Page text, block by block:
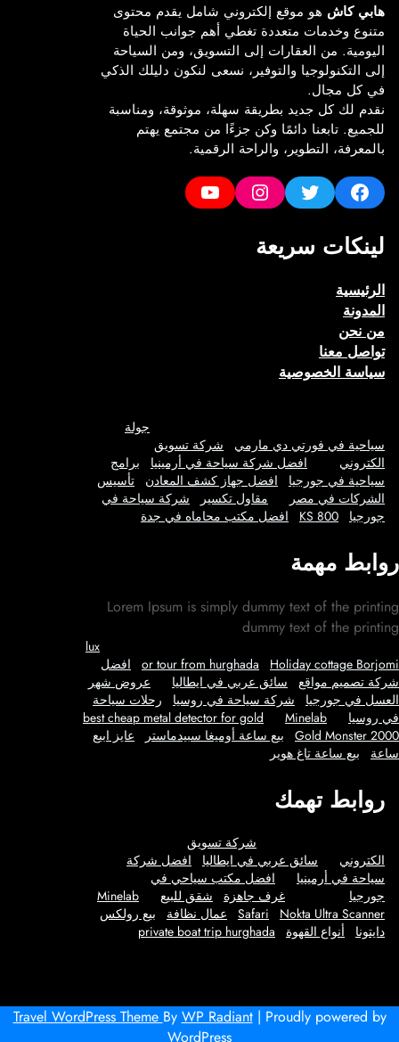
هابي كاش هو موقع إلكتروني شامل يقدم محتوى
متنوع وخدمات متعددة تغطي أهم جوانب الحياة
اليومية. من العقارات إلى التسويق، ومن السياحة
إلى التكنولوجيا والتوفير، نسعى لنكون دليلك الذكي
في كل مجال.
نقدم لك كل جديد بطريقة سهلة، موثوقة، ومناسبة
للجميع. تابعنا دائمًا وكن جزءًا من مجتمع يهتم
بالمعرفة، التطوير، والراحة الرقمية.
Facebook
Twitter
Instagram
YouTube
لينكات سريعة
الرئيسية
المدونة
من نحن
تواصل معنا
سياسة الخصوصية
جولة
سياحية في فورتي دي مارمي
شركة تسويق
الكتروني
افضل شركة سياحة في أرمينيا
برامج
سياحية في جورجيا
افضل جهاز كشف المعادن
تأسيس
الشركات في مصر
مقاول تكسير
شركة سياحة في
جورجيا
KS 800 افضل مكتب محاماه في جدة
روابط مهمة
Lorem Ipsum is simply dummy text of the printing
dummy text of the printing
lux
or tour from hurghada
Holiday cottage Borjomi
افضل
شركة تصميم مواقع
سائق عربي في ايطاليا
عروض شهر
العسل في جورجيا
شركة سياحة في روسيا
رحلات سياحة
في روسيا
best cheap metal detector for gold
Minelab
Gold Monster 2000
بيع ساعة أوميغا سبيدماستر
عايز ابيع
ساعة
بيع ساعة تاغ هوير
روابط تهمك
شركة تسويق
الكتروني
سائق عربي في ايطاليا
افضل شركة
سياحة في أرمينيا
افضل مكتب سياحي في
جورجيا
غرف جاهزة شقق للبيع
Minelab
Safari
Nokta Ultra Scanner عمال نظافة
بيع رولكس
دايتونا
أنواع القهوة private boat trip hurghada
Travel WordPress Theme By WP Radiant| Proudly powered by
WordPress